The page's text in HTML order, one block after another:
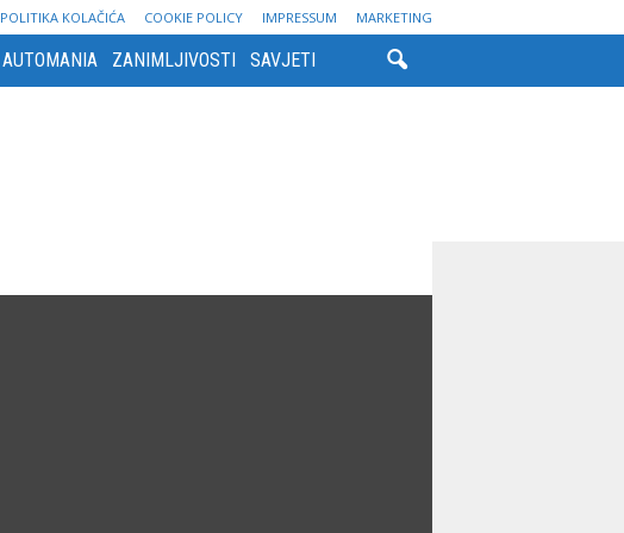
POLITIKA KOLAČIĆA COOKIE POLICY IMPRESSUM MARKETING
AUTOMANIA ZANIMLJIVOSTI SAVJETI